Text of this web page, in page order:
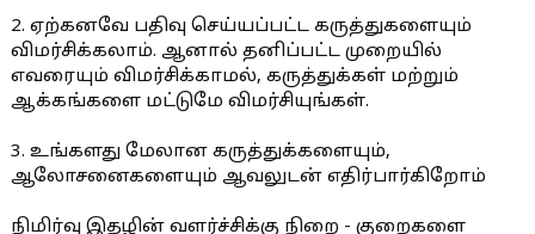
2. ஏற்கனவே பதிவு செய்யப்பட்ட கருத்துகளையும்
விமர்சிக்கலாம். ஆனால் தனிப்பட்ட முறையில்
எவரையும் விமர்சிக்காமல், கருத்துக்கள் மற்றும்
ஆக்கங்களை மட்டுமே விமர்சியுங்கள்.
3. உங்களது மேலான கருத்துக்களையும்,
ஆலோசனைகளையும் ஆவலுடன் எதிர்பார்கிறோம்
நிமிர்வு இதழின் வளர்ச்சிக்கு நிறை - குறைகளை